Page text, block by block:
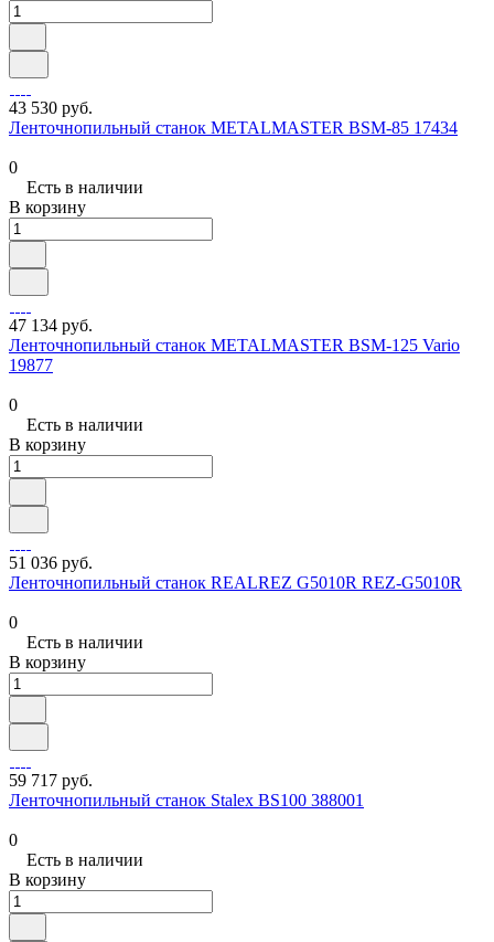
43 530 руб.
Ленточнопильный станок METALMASTER BSM-85 17434
0
Есть в наличии
В корзину
47 134 руб.
Ленточнопильный станок METALMASTER BSM-125 Vario
19877
0
Есть в наличии
В корзину
51 036 руб.
Ленточнопильный станок REALREZ G5010R REZ-G5010R
0
Есть в наличии
В корзину
59 717 руб.
Ленточнопильный станок Stalex BS100 388001
0
Есть в наличии
В корзину